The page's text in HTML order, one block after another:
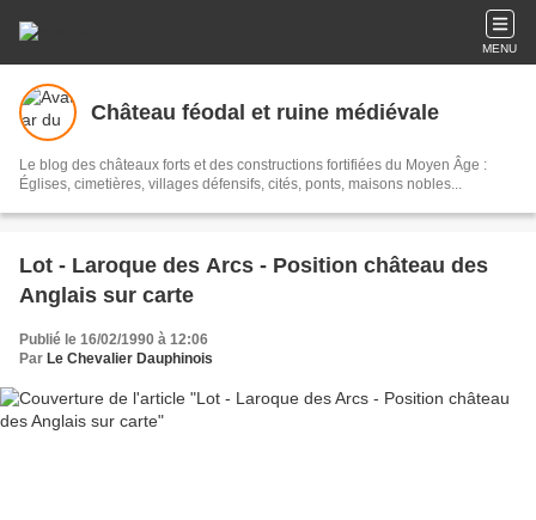
MENU
Château féodal et ruine médiévale
Le blog des châteaux forts et des constructions fortifiées du Moyen Âge :
Églises, cimetières, villages défensifs, cités, ponts, maisons nobles...
Lot - Laroque des Arcs - Position château des
Anglais sur carte
Publié le 16/02/1990 à 12:06
Par Le Chevalier Dauphinois